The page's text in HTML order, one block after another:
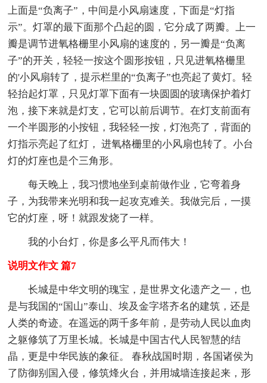
上面是“负离子”，中间是小风扇速度，下面是“灯指
示”。灯罩的最下面那个凸起的圆，它分成了两瓣。上一
瓣是调节进氧格栅里小风扇的速度的，另一瓣是“负离
子”的开关，轻轻一按这个圆形按钮，只见进氧格栅里
的'小风扇转了，提示栏里的“负离子”也亮起了黄灯。轻
轻抬起灯罩，只见灯罩下面有一块圆圆的玻璃保护着灯
泡，接下来就是灯支，它可以前后调节。在灯支前面有
一个半圆形的小按钮，我轻轻一按，灯泡亮了，背面的
灯指示亮起了红灯， 进氧格栅里的小风扇也转了。小台
灯的灯座也是个三角形。
每天晚上，我习惯地坐到桌前做作业，它弯着身
子，为我带来光明和我一起攻克难关。我做完后，一摸
它的灯座，呀！就跟发烧了一样。
我的小台灯，你是多么平凡而伟大！
说明文作文 篇7
长城是中华文明的瑰宝，是世界文化遗产之一，也
是与我国的“国山”泰山、埃及金字塔齐名的建筑，还是
人类的奇迹。在遥远的两千多年前，是劳动人民以血肉
之躯修筑了万里长城。长城是中国古代人民智慧的结
晶，更是中华民族的象征。 春秋战国时期，各国诸侯为
了防御别国入侵，修筑烽火台，并用城墙连接起来，形